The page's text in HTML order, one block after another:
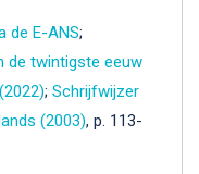
de E-ANS;
de twintigste eeuw
; Schrijfwijzer
(2003), p. 113-